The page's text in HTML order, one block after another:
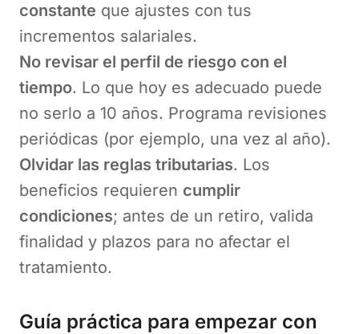
constante que ajustes con tus
incrementos salariales.
No revisar el perfil de riesgo con el
tiempo. Lo que hoy es adecuado puede
no serlo a 10 años. Programa revisiones
periódicas (por ejemplo, una vez al año).
Olvidar las reglas tributarias. Los
beneficios requieren cumplir
condiciones; antes de un retiro, valida
finalidad y plazos para no afectar el
tratamiento.
Guía práctica para empezar con